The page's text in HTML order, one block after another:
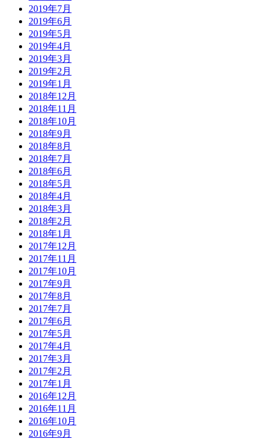
2019年7月
2019年6月
2019年5月
2019年4月
2019年3月
2019年2月
2019年1月
2018年12月
2018年11月
2018年10月
2018年9月
2018年8月
2018年7月
2018年6月
2018年5月
2018年4月
2018年3月
2018年2月
2018年1月
2017年12月
2017年11月
2017年10月
2017年9月
2017年8月
2017年7月
2017年6月
2017年5月
2017年4月
2017年3月
2017年2月
2017年1月
2016年12月
2016年11月
2016年10月
2016年9月